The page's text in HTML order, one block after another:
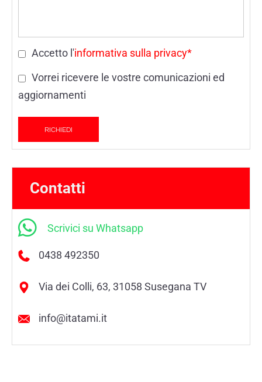
Accetto l'informativa sulla privacy*
Vorrei ricevere le vostre comunicazioni ed
aggiornamenti
Contatti
Scrivici su Whatsapp
0438 492350
Via dei Colli, 63, 31058 Susegana TV
info@itatami.it